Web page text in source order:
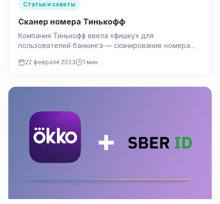
Статьи и советы
Сканер номера Тинькофф
Компания Тинькофф ввела «фишку» для
пользователей банкинга — сканирование номера
номера Тинькофф…
22 февраля 2023 1 мин